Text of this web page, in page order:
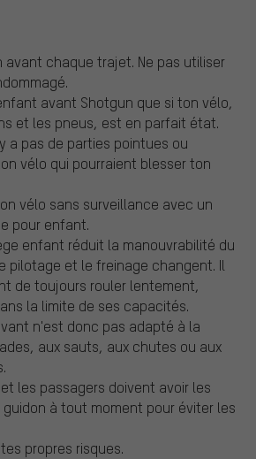
avant chaque trajet. Ne pas utiliser
avant Shotgun que si ton vélo,
et les pneus, est en parfait état.
a pas de parties pointues ou
vélo qui pourraient blesser ton
vélo sans surveillance avec un
pour enfant.
enfant réduit la manouvrabilité du
pilotage et le freinage changent. Il
de toujours rouler lentement,
la limite de ses capacités.
n'est donc pas adapté à la
aux sauts, aux chutes ou aux
les passagers doivent avoir les
guidon à tout moment pour éviter les
propres risques.